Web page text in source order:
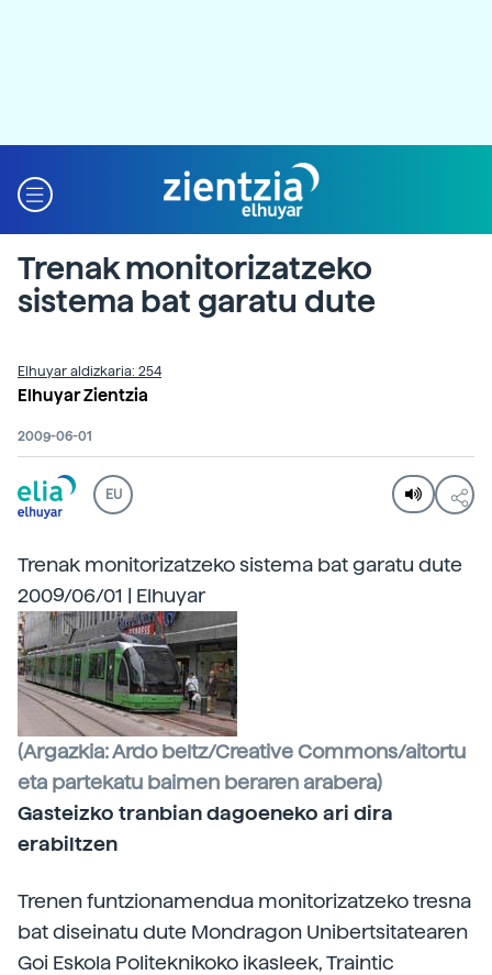
Trenak monitorizatzeko
sistema bat garatu dute
Elhuyar aldizkaria: 254
Elhuyar Zientzia
2009-06-01
EU
Trenak monitorizatzeko sistema bat garatu dute
2009/06/01 | Elhuyar
(Argazkia: Ardo beltz/Creative Commons/aitortu
eta partekatu baimen beraren arabera)
Gasteizko tranbian dagoeneko ari dira
erabiltzen
Trenen funtzionamendua monitorizatzeko tresna
bat diseinatu dute Mondragon Unibertsitatearen
Goi Eskola Politeknikoko ikasleek, Traintic